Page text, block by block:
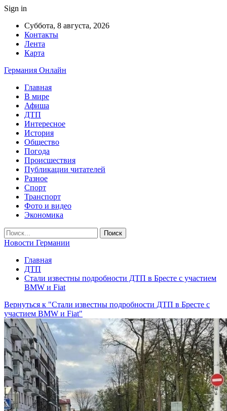
Sign in
Суббота, 8 августа, 2026
Контакты
Лента
Карта
Германия Онлайн
Главная
В мире
Афиша
ДТП
Интересное
История
Общество
Погода
Происшествия
Публикации читателей
Разное
Спорт
Транспорт
Фото и видео
Экономика
Новости Германии
Главная
ДТП
Стали известны подробности ДТП в Бресте с участием
BMW и Fiat
Вернуться к "Стали известны подробности ДТП в Бресте с
участием BMW и Fiat"